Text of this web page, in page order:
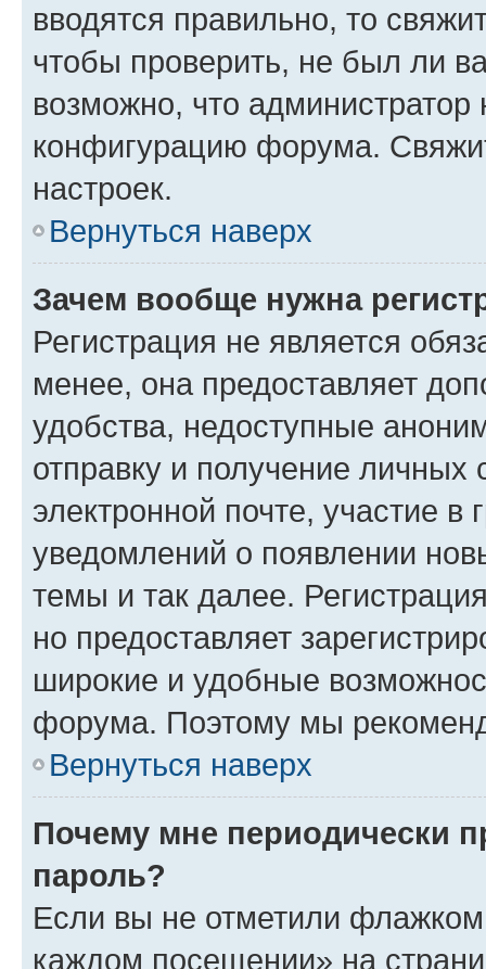
вводятся правильно, то
чтобы проверить, не был ли
возможно, что администратор
конфигурацию форума.
настроек.
Вернуться наверх
Зачем вообще нужна
Регистрация не является
менее, она предоставляет
удобства, недоступные
отправку и получение
электронной почте, участие в
уведомлений о появлении
темы и так далее.
но предоставляет
широкие и удобные
форума. Поэтому мы
Вернуться наверх
Почему мне периодически
пароль?
Если вы не отметили флажком
каждом посещении» на